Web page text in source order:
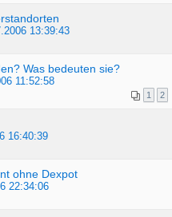
13:39:43
Was bedeuten sie?
11:52:58
1 2
16:40:39
ohne Dexpot
22:34:06